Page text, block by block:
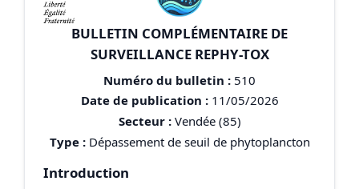
BULLETIN COMPLÉMENTAIRE DE
SURVEILLANCE REPHY-TOX
Numéro du bulletin : 510
Date de publication :11/05/2026
Secteur :Vendée (85)
Type :Dépassement de seuil de phytoplancton
Introduction